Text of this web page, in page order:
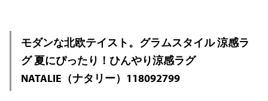
モダンな北欧テイスト。グラムスタイル 涼感ラ
グ 夏にぴったり！ひんやり涼感ラグ
NATALIE（ナタリー）118092799